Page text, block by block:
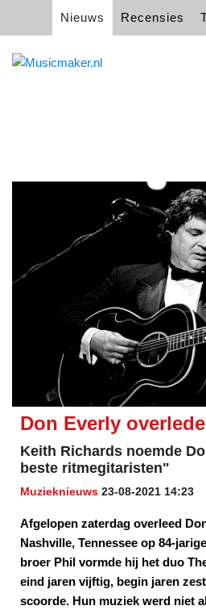
Nieuws Recensies
Don Everly
Keith Richards noemde
beste ritmegitaristen"
Muzieknieuws 23-08-2021 14:23
Afgelopen zaterdag overleed
Nashville, Tennessee op 84-
broer Phil vormde hij het duo
eind jaren vijftig, begin jaren
scoorde. Hun muziek werd niet